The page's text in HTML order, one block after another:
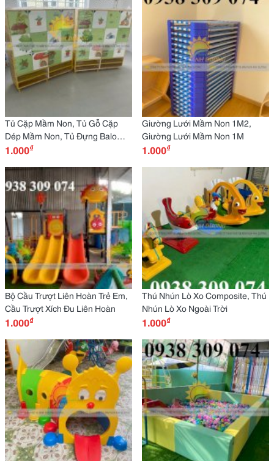
Tủ Cặp Mầm Non, Tủ Gỗ Cặp
Dép Mầm Non, Tủ Đựng Balo
Mầm Non
1.000₫
Giường Lưới Mầm Non 1M2,
Giường Lưới Mầm Non 1M
1.000₫
Bộ Cầu Trượt Liên Hoàn Trẻ Em,
Cầu Trượt Xích Đu Liên Hoàn
1.000₫
Thú Nhún Lò Xo Composite, Thú
Nhún Lò Xo Ngoài Trời
1.000₫